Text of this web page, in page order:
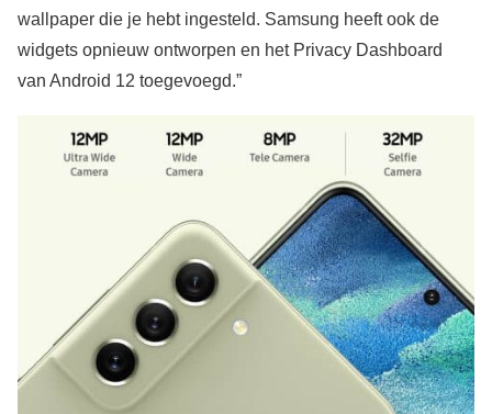
wallpaper die je hebt ingesteld. Samsung heeft ook de
widgets opnieuw ontworpen en het Privacy Dashboard
van Android 12 toegevoegd.”